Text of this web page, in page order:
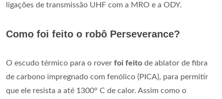
ligações de transmissão UHF com a MRO e a ODY.
Como foi feito o robô Perseverance?
O escudo térmico para o rover foi feito de ablator de fibra
de carbono impregnado com fenólico (PICA), para permitir
que ele resista a até 1300° C de calor. Assim como o